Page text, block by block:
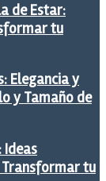
de Estar:
tu
Elegancia y
y Tamaño de
Ideas
Transformar tu